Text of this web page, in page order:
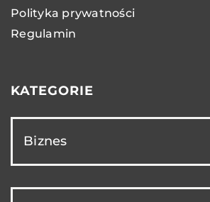
Polityka prywatności
Regulamin
KATEGORIE
Biznes